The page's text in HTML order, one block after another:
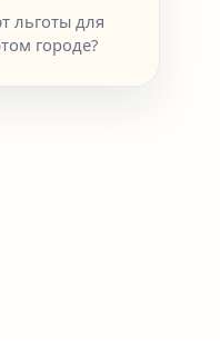
льготы для
городе?